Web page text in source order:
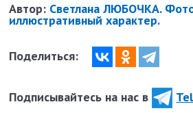
Автор: Светлана ЛЮБОЧКА.
иллюстративный характер.
Поделиться:
Подписывайтесь на нас в